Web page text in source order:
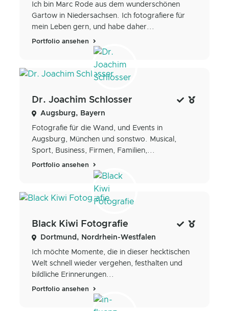
Ich bin Marc Rode aus dem wunderschönen
Gartow in Niedersachsen. Ich fotografiere für
mein Leben gern, und habe daher...
Portfolio ansehen
Dr. Joachim Schlosser
Augsburg, Bayern
Fotografie für die Wand, und Events in
Augsburg, München und sonstwo. Musical,
Sport, Business, Firmen, Familien,...
Portfolio ansehen
Black Kiwi Fotografie
Dortmund, Nordrhein-Westfalen
Ich möchte Momente, die in dieser hecktischen
Welt schnell wieder vergehen, festhalten und
bildliche Erinnerungen...
Portfolio ansehen